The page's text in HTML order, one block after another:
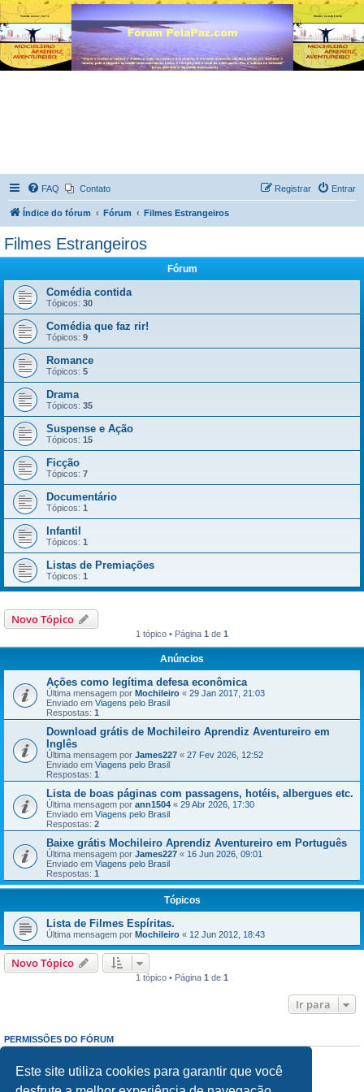
Este site utiliza cookies para garantir que você
FAQ Contato Entrar
Registrar
Índice do fórum Fórum Filmes Estrangeiros
Filmes Estrangeiros
Fórum
Comédia contida
Tópicos: 30
Comédia que faz rir!
Tópicos: 9
Romance
Tópicos: 5
Drama
Tópicos: 35
Suspense e Ação
Tópicos: 15
Ficção
Tópicos: 7
Documentário
Tópicos: 1
Infantil
Tópicos: 1
Listas de Premiações
Tópicos: 1
Novo Tópico
1 tópico • Página 1 de 1
Anúncios
Ações como legítima defesa econômica
Última mensagem por Mochileiro « 29 Jan 2017, 21:03
Enviado em Viagens pelo Brasil
Respostas: 1
Download grátis de Mochileiro Aprendiz Aventureiro em
Inglês
Última mensagem por James227 « 27 Fev 2026, 12:52
Enviado em Viagens pelo Brasil
Respostas: 1
Lista de boas páginas com passagens, hotéis, albergues etc.
Última mensagem por ann1504 « 29 Abr 2026, 17:30
Enviado em Viagens pelo Brasil
Respostas: 2
Baixe grátis Mochileiro Aprendiz Aventureiro em Português
Última mensagem por James227 « 16 Jun 2026, 09:01
Enviado em Viagens pelo Brasil
Respostas: 1
Tópicos
Lista de Filmes Espíritas.
Última mensagem por Mochileiro « 12 Jun 2012, 18:43
Novo Tópico
1 tópico • Página 1 de 1
Ir para
PERMISSÕES DO FÓRUM
Responder mensagens:
Proibido
Editar mensagens:Proibido
Excluir mensagens:Proibido